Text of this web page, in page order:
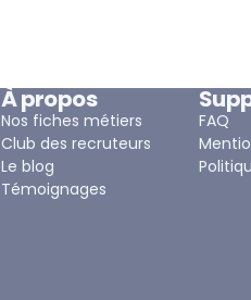
À propos
Nos fiches métiers
Club des recruteurs
Le blog
Témoignages
FAQ